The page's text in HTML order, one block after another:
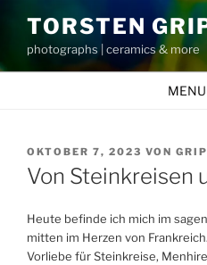
Inhalt
springen
TORSTEN
photographs | ceramics & more
MENU
VERÖFFENTLICHT
AM
OKTOBER 7, 2023 VON
Von Steinkreisen
Heute befinde ich mich im
mitten im Herzen von
Vorliebe für Steinkreise,